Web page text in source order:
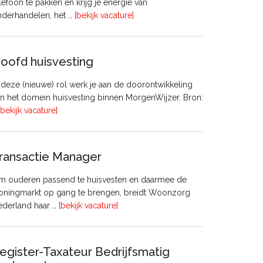
te pakken en krijg je energie van
het …
[bekijk vacature]
huisvesting
deze (nieuwe) rol werk je aan de doorontwikkeling
het domein huisvesting binnen MorgenWijzer. Bron:
[bekijk vacature]
Manager
ouderen passend te huisvesten en daarmee de
op gang te brengen, breidt Woonzorg
haar …
[bekijk vacature]
Taxateur Bedrijfsmatig